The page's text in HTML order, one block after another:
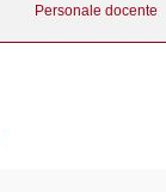
Personale docente